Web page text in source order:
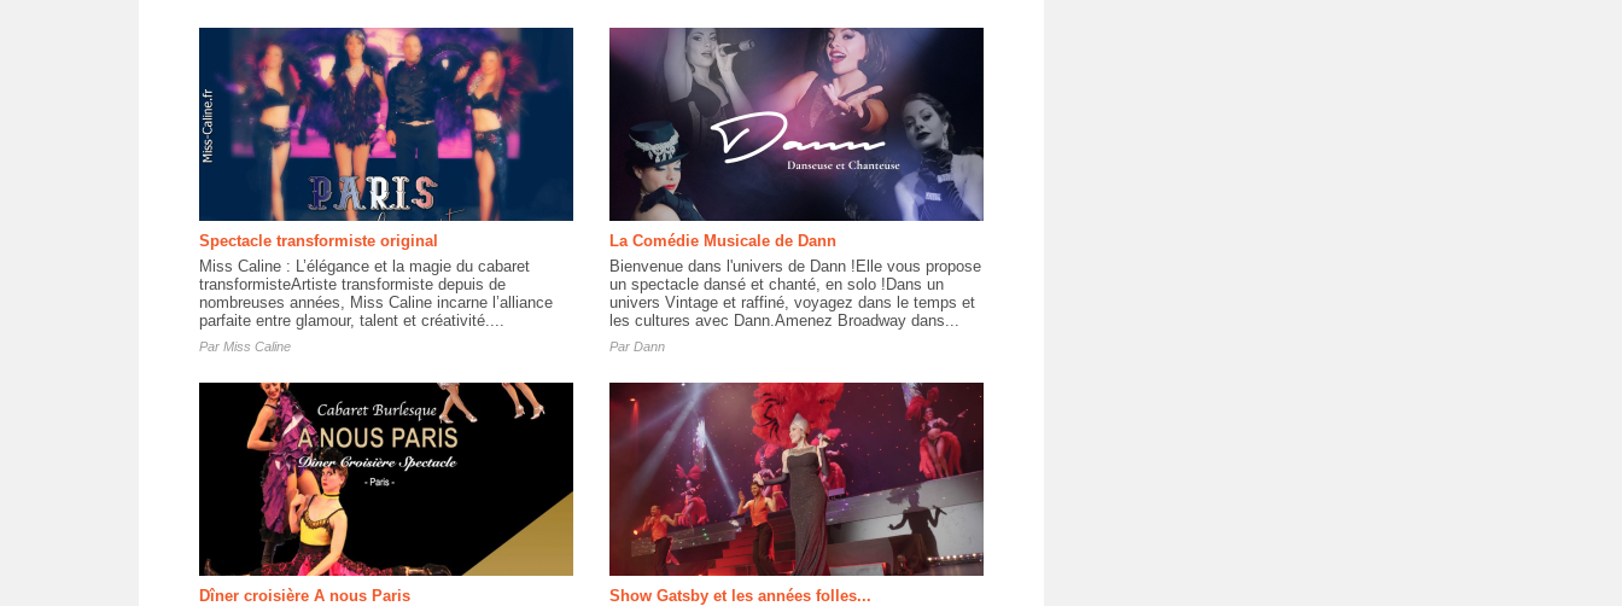
Spectacle transformiste original
Miss Caline : L’élégance et la magie du cabaret
transformisteArtiste transformiste depuis de
nombreuses années, Miss Caline incarne l’alliance
parfaite entre glamour, talent et créativité....
Par Miss Caline
La Comédie Musicale de Dann
Bienvenue dans l'univers de Dann !Elle vous propose
un spectacle dansé et chanté, en solo !Dans un
univers Vintage et raffiné, voyagez dans le temps et
les cultures avec Dann.Amenez Broadway dans...
Par Dann
Dîner croisière A nous Paris
Show Gatsby et les années folles...